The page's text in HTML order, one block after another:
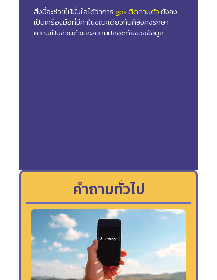
สิ่งนี้จะช่วยให้มั่นใจได้ว่าการgps ติดตามตัวยังคง
เป็นเครื่องมือที่มีค่าในขณะเดียวกันก็ยังคงรักษา
ความเป็นส่วนตัวและความปลอดภัยของข้อมูล
คำถามทั่วไป